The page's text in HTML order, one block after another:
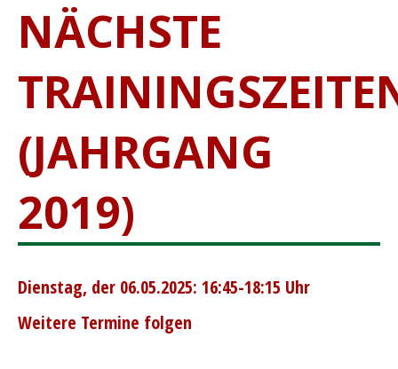
NÄCHSTE
(JAHRGANG
2019)
Dienstag, der 06.05.2025: 16:45-18:15 Uhr
Weitere Termine folgen